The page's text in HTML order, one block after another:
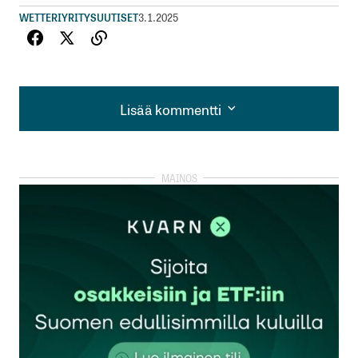
WETTERIYRITYSUUTISET3.1.2025
Lisää kommentti
Lisää kommentti
kirjautua
rekisteröityä
Sähköpostiosoitettasi ei julkaista.Pakolliset